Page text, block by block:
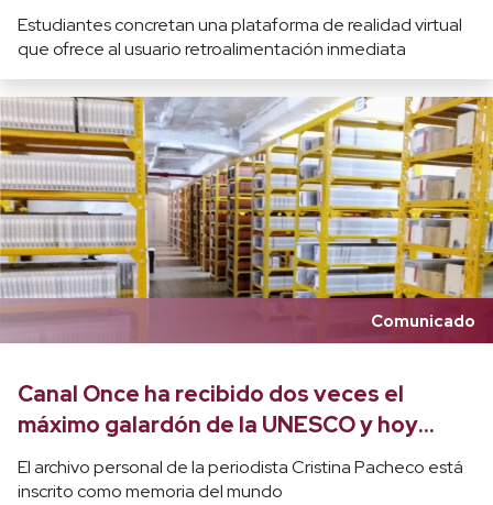
Estudiantes concretan una plataforma de realidad virtual
que ofrece al usuario retroalimentación inmediata
Comunicado
Canal Once ha recibido dos veces el
máximo galardón de la UNESCO y hoy
paristas arriesgan su invaluable acervo
El archivo personal de la periodista Cristina Pacheco está
inscrito como memoria del mundo